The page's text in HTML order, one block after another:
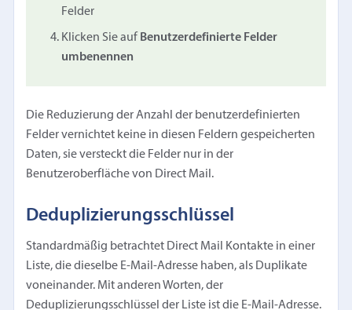
Felder
Klicken Sie auf Benutzerdefinierte Felder
umbenennen
Die Reduzierung der Anzahl der benutzerdefinierten
Felder vernichtet keine in diesen Feldern gespeicherten
Daten, sie versteckt die Felder nur in der
Benutzeroberfläche von Direct Mail.
Deduplizierungsschlüssel
Standardmäßig betrachtet Direct Mail Kontakte in einer
Liste, die dieselbe E-Mail-Adresse haben, als Duplikate
voneinander. Mit anderen Worten, der
Deduplizierungsschlüssel der Liste ist die E-Mail-Adresse.